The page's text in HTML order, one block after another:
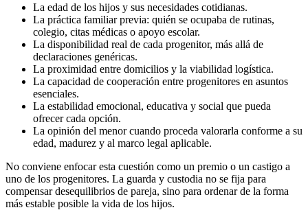
La edad de los hijos y sus necesidades cotidianas.
La práctica familiar previa: quién se ocupaba de rutinas,
colegio, citas médicas o apoyo escolar.
La disponibilidad real de cada progenitor, más allá de
declaraciones genéricas.
La proximidad entre domicilios y la viabilidad logística.
La capacidad de cooperación entre progenitores en asuntos
esenciales.
La estabilidad emocional, educativa y social que pueda
ofrecer cada opción.
La opinión del menor cuando proceda valorarla conforme a su
edad, madurez y al marco legal aplicable.
No conviene enfocar esta cuestión como un premio o un castigo a
uno de los progenitores. La guarda y custodia no se fija para
compensar desequilibrios de pareja, sino para ordenar de la forma
más estable posible la vida de los hijos.